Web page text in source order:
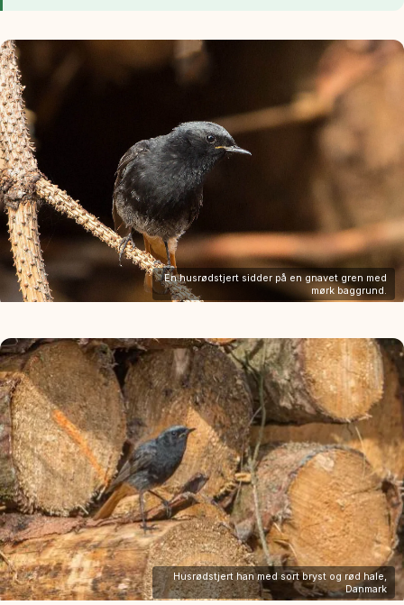
En husrødstjert sidder på en gnavet gren med
mørk baggrund.
Husrødstjert han med sort bryst og rød hale,
Danmark